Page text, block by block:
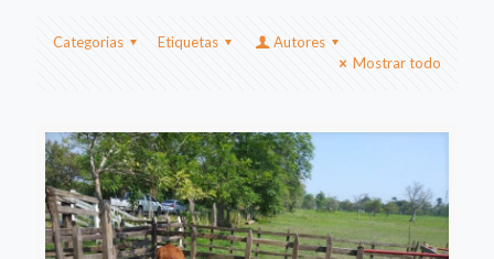
Categorias Etiquetas
Autores
Mostrar todo